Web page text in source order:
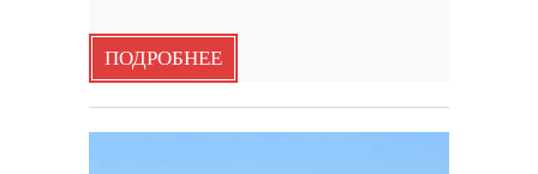
ПОДРОБНЕЕ